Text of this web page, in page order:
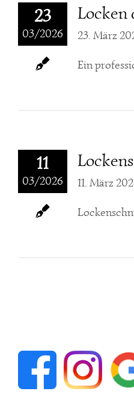
23
03/2026
Locken
23. März
Ein
11
03/2026 11. März